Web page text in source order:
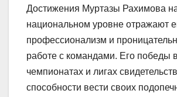
Достижения Муртазы Рахимова
национальном уровне отражают
профессионализм и
работе с командами. Его победы в
чемпионатах и лигах
способности вести своих